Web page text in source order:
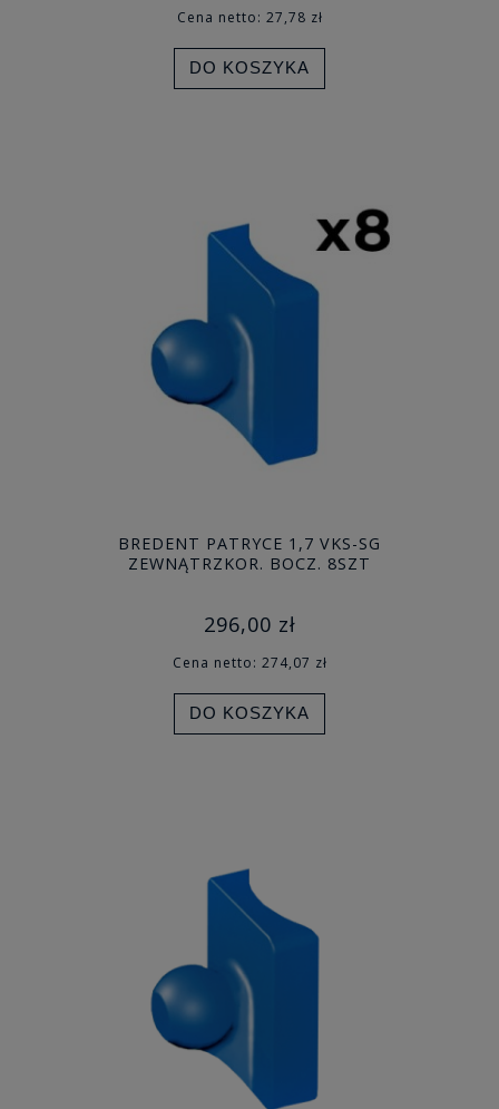
Cena netto: 27,78 zł
DO KOSZYKA
BREDENT PATRYCE 1,7 VKS-SG
ZEWNĄTRZKOR. BOCZ. 8SZT
296,00 zł
Cena netto: 274,07 zł
DO KOSZYKA